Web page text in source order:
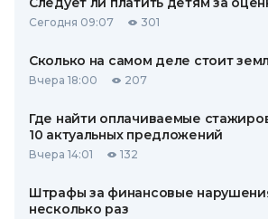
Сегодня 09:07 301
Сколько на самом деле стоит
Вчера 18:00 207
Где найти оплачиваемые
10 актуальных предложений
Вчера 14:01 132
Штрафы за финансовые
несколько раз